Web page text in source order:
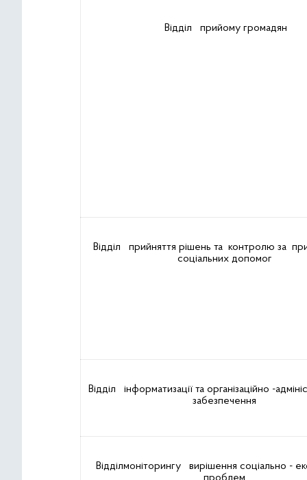
Відділ прийому громадян
Відділ прийняття рішень та контролю за
соціальних допомог
Відділ інформатизації та організаційно -
забезпечення
Відділмоніторингу вирішення соціально -